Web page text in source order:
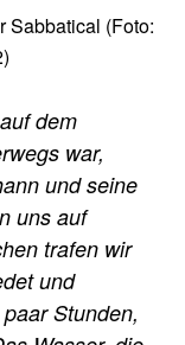
Sabbatical (Foto:
dem
war,
und seine
uns auf
trafen wir
und
Stunden,